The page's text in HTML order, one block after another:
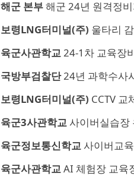
해군 본부해군 24년 원격정
보령LNG터미널(주) 울타리
육군사관학교24-1차 교육장
국방부검찰단24년 과학수사
보령LNG터미널(주) CCTV 교
육군3사관학교사이버실습장
육군정보통신학교사이버교
육군사관학교AI 체험장 교육